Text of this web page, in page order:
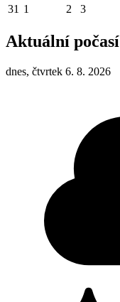
31 1 2 3
Aktuální počasí
dnes, čtvrtek 6. 8. 2026